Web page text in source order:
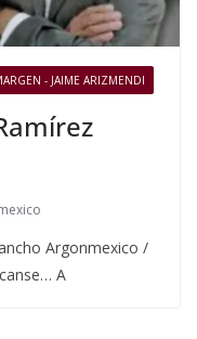
- JAIME ARIZMENDI
Argonmexico /
A